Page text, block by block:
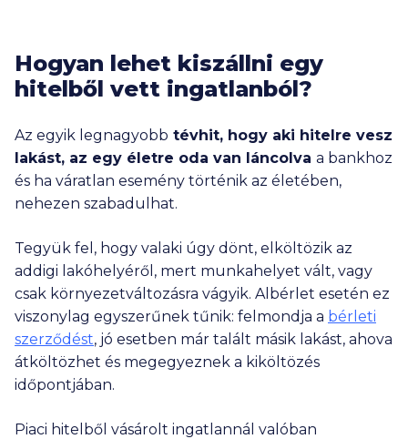
Hogyan lehet kiszállni egy
hitelből vett ingatlanból?
Az egyik legnagyobb tévhit, hogy aki hitelre vesz
lakást, az egy életre oda van láncolva a bankhoz
és ha váratlan esemény történik az életében,
nehezen szabadulhat.
Tegyük fel, hogy valaki úgy dönt, elköltözik az
addigi lakóhelyéről, mert munkahelyet vált, vagy
csak környezetváltozásra vágyik. Albérlet esetén ez
viszonylag egyszerűnek tűnik: felmondja a bérleti
szerződést, jó esetben már talált másik lakást, ahova
átköltözhet és megegyeznek a kiköltözés
időpontjában.
Piaci hitelből vásárolt ingatlannál valóban